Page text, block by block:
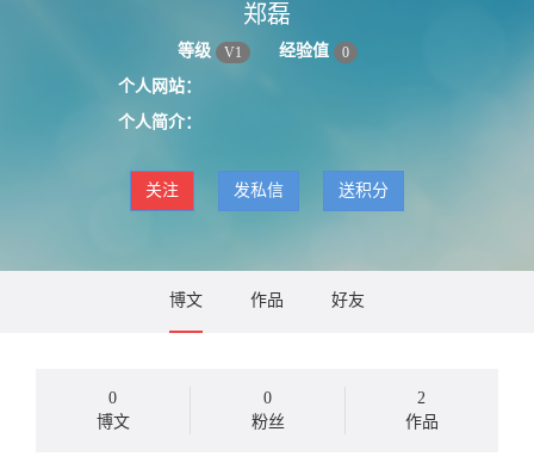
郑磊
等级 V1 经验值 0
个人网站：
个人简介：
关注 发私信 送积分
博文 作品 好友
0
博文
0
粉丝
2
作品